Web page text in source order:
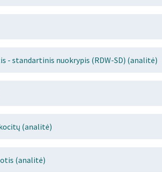
- standartinis nuokrypis (RDW-SD) (analitė)
(analitė)
(analitė)